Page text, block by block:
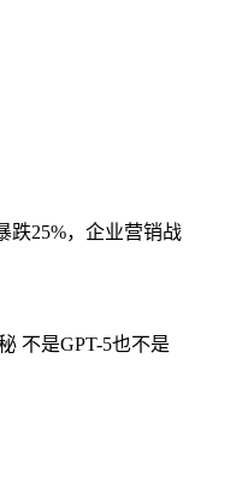
跌25%，企业营销战